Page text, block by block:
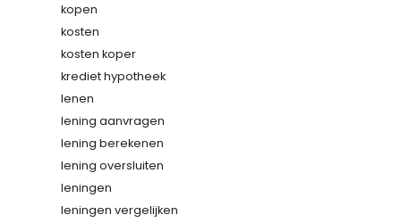
kopen
kosten
kosten koper
krediet hypotheek
lenen
lening aanvragen
lening berekenen
lening oversluiten
leningen
leningen vergelijken